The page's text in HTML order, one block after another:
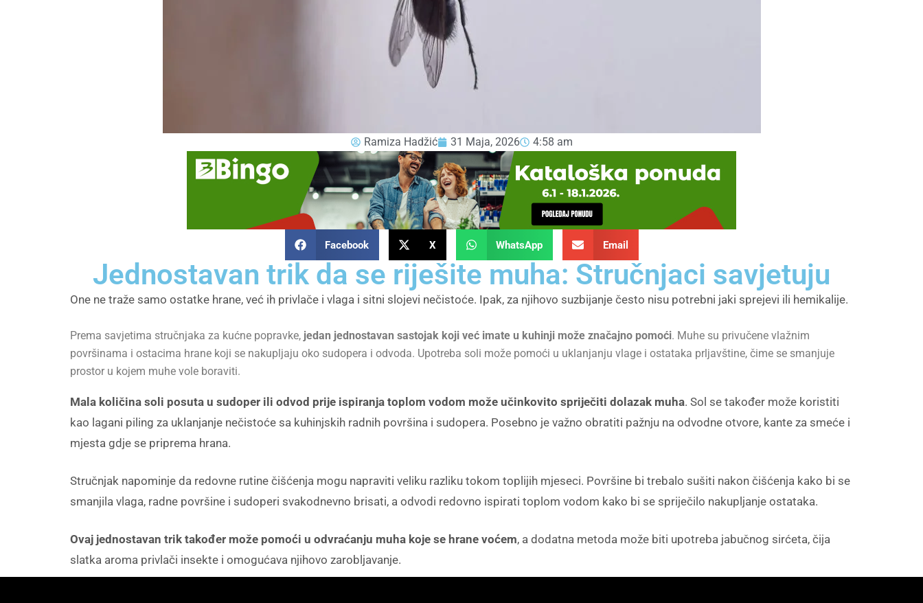
Ramiza Hadžić 31 Maja, 2026 4:58 am
Facebook X WhatsApp Email
Jednostavan trik da se riješite muha: Stručnjaci savjetuju
One ne traže samo ostatke hrane, već ih privlače i vlaga i sitni slojevi nečistoće. Ipak, za njihovo suzbijanje često nisu potrebni jaki sprejevi ili hemikalije.
Prema savjetima stručnjaka za kućne popravke, jedan jednostavan sastojak koji već imate u kuhinji može značajno pomoći. Muhe su privučene vlažnim
površinama i ostacima hrane koji se nakupljaju oko sudopera i odvoda. Upotreba soli može pomoći u uklanjanju vlage i ostataka prljavštine, čime se smanjuje
prostor u kojem muhe vole boraviti.
Mala količina soli posuta u sudoper ili odvod prije ispiranja toplom vodom može učinkovito spriječiti dolazak muha. Sol se također može koristiti
kao lagani piling za uklanjanje nečistoće sa kuhinjskih radnih površina i sudopera. Posebno je važno obratiti pažnju na odvodne otvore, kante za smeće i
mjesta gdje se priprema hrana.
Stručnjak napominje da redovne rutine čišćenja mogu napraviti veliku razliku tokom toplijih mjeseci. Površine bi trebalo sušiti nakon čišćenja kako bi se
smanjila vlaga, radne površine i sudoperi svakodnevno brisati, a odvodi redovno ispirati toplom vodom kako bi se spriječilo nakupljanje ostataka.
Ovaj jednostavan trik također može pomoći u odvraćanju muha koje se hrane voćem, a dodatna metoda može biti upotreba jabučnog sirćeta, čija
slatka aroma privlači insekte i omogućava njihovo zarobljavanje.